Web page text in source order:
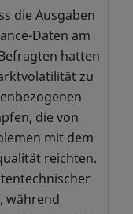
die Ausgaben
Daten am
hatten
zu
die von
mit dem
reichten.
während